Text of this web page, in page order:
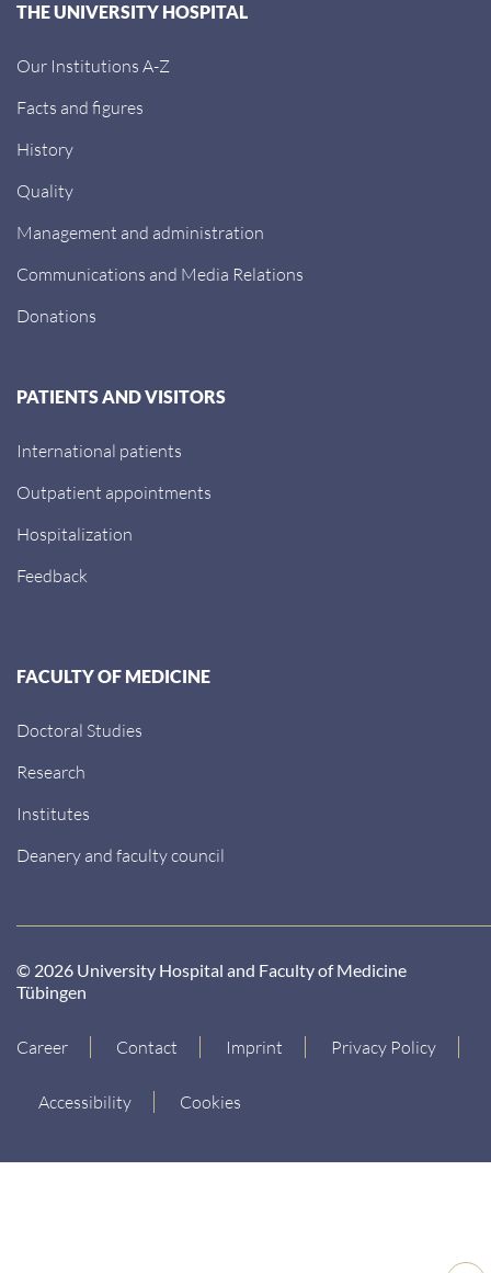
THE UNIVERSITY HOSPITAL
Our Institutions A-Z
Facts and figures
History
Quality
Management and administration
Communications and Media Relations
Donations
PATIENTS AND VISITORS
International patients
Outpatient appointments
Hospitalization
Feedback
FACULTY OF MEDICINE
Doctoral Studies
Research
Institutes
Deanery and faculty council
© 2026 University Hospital and Faculty of Medicine
Tübingen
Career Contact Imprint Privacy Policy
Accessibility Cookies